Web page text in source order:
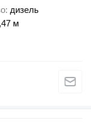
дизель
м